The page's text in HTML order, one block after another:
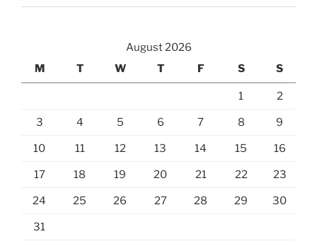
August 2026
M
T W T F S S
1 2
3 4 5 6 7 8 9
10 11 12 13 14 15 16
17 18 19 20 21 22 23
24 25 26 27 28 29 30
31